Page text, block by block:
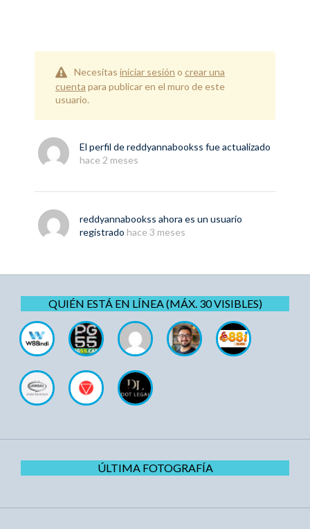
Necesitas iniciar sesión o crear una
cuenta para publicar en el muro de este
usuario.
El perfil dereddyannabookss fue actualizado
hace 2 meses
reddyannabookss ahora es un usuario
registrado hace 3 meses
QUIÉN ESTÁ EN LÍNEA (MÁX. 30 VISIBLES)
ÚLTIMA FOTOGRAFÍA